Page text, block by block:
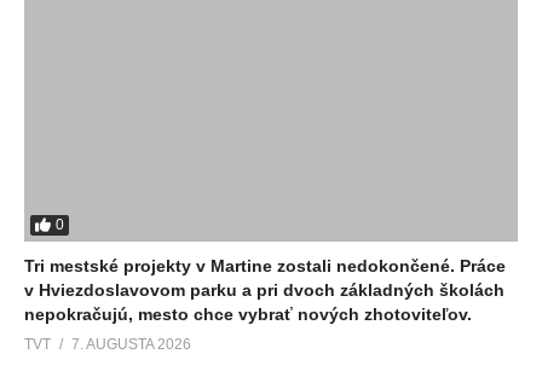
0
Tri mestské projekty v Martine zostali nedokončené. Práce
v Hviezdoslavovom parku a pri dvoch základných školách
nepokračujú, mesto chce vybrať nových zhotoviteľov.
TVT 7. AUGUSTA 2026